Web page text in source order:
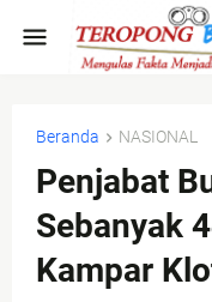
Beranda NASIONAL
Penjabat
Sebanyak
Kampar